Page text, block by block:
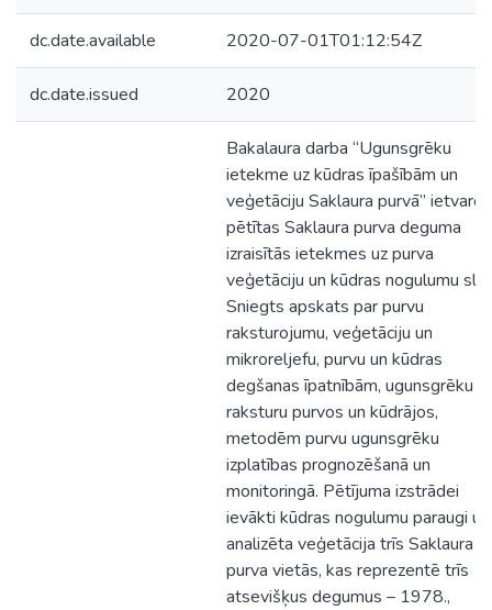
dc.date.available 2020-07-01T01:12:54Z
dc.date.issued 2020
Bakalaura darba “Ugunsgrēku
ietekme uz kūdras īpašībām un
veģetāciju Saklaura purvā” ietvaros
pētītas Saklaura purva deguma
izraisītās ietekmes uz purva
veģetāciju un kūdras nogulumu
Sniegts apskats par purvu
raksturojumu, veģetāciju un
mikroreljefu, purvu un kūdras
degšanas īpatnībām, ugunsgrēku
raksturu purvos un kūdrājos,
metodēm purvu ugunsgrēku
izplatības prognozēšanā un
monitoringā. Pētījuma izstrādei
ievākti kūdras nogulumu paraugi un
analizēta veģetācija trīs Saklaura
purva vietās, kas reprezentē trīs
atsevišķus degumus – 1978.,